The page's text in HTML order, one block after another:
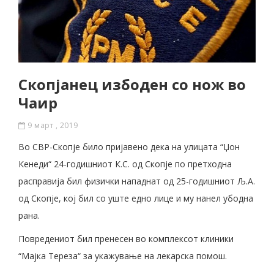
Скопјанец избоден со нож во
Чаир
9 март , 2019
Во СВР-Скопје било пријавено дека на улицата “Џон
Кенеди“ 24-годишниот К.С. од Скопје по претходна
расправија бил физички нападнат од 25-годишниот Љ.А.
од Скопје, кој бил со уште едно лице и му нанел убодна
рана.
Повредениот бил пренесен во комплексот клиники
“Мајка Тереза“ за укажување на лекарска помош.